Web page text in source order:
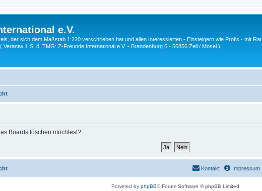
e.V.
der sich dem Maßstab 1:220 verschrieben hat und allen Interessierten - Einsteigern wie Profis - mit Rat
Verantw. i. S. d. TMG: Z-Freunde International e.V. - Brandenburg 6 - 56856 Zell / Mosel )
Boards löschen möchtest?
Impressum
Kontakt
Powered by phpBB® Forum Software © phpBB Limited